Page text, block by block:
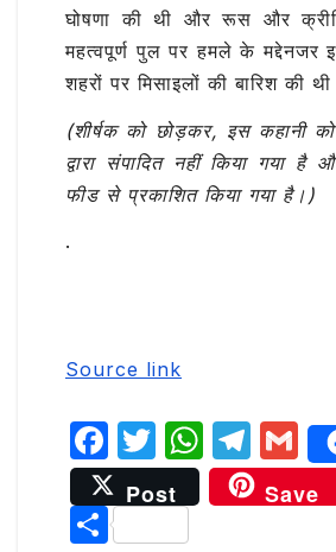
घोषणा की थी और रूस और
महत्वपूर्ण पुल पर हमले के मद्देनजर
शहरों पर मिसाइलों की बारिश की
(शीर्षक को छोड़कर, इस कहानी को
द्वारा संपादित नहीं किया गया
फीड से प्रकाशित किया गया है।)
.
Source link
F
a
c
T
w
it
W
h
at
T
el
e
G
m
ai
Post
Save
S